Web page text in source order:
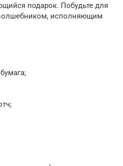
подарок. Побудьте для
исполняющим